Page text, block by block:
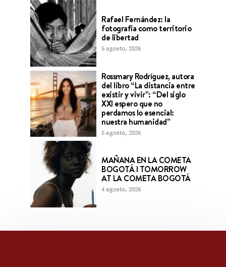
Rafael Fernández: la
fotografía como territorio
de libertad
5 agosto, 2026
Rossmary Rodríguez, autora
del libro “La distancia entre
existir y vivir”: “Del siglo
XXI espero que no
perdamos lo esencial:
nuestra humanidad”
5 agosto, 2026
MAÑANA EN LA COMETA
BOGOTÁ l TOMORROW
AT LA COMETA BOGOTÁ
4 agosto, 2026